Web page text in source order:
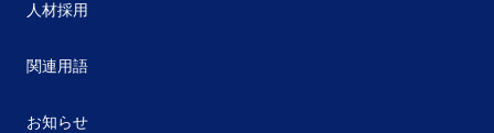
人材採用
関連用語
お知らせ